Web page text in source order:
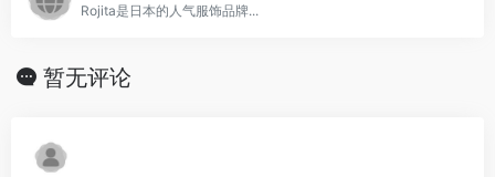
Rojita是日本的人气服饰品牌...
暂无评论